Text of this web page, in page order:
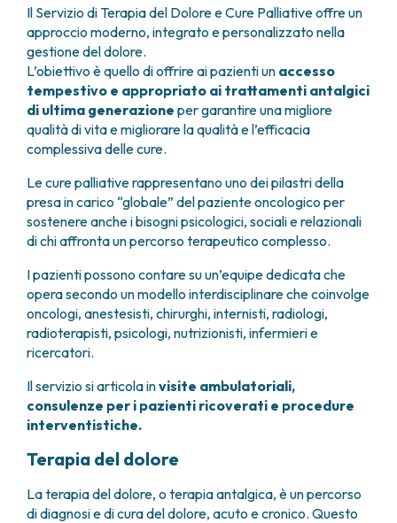
TUMORI TESTA E COLLO
TUMORI TIROIDE E GHIANDOLE ENDOCRINE
APPARATO GENITALE-RIPRODUTTIVO
ENDOMETRIOSI
FIBROMI UTERINI
TUMORE CERVICE UTERINA
TUMORI ENDOMETRIO
TUMORI MAMMELLA
TUMORI OVAIO
TUMORI PROSTATA
TUMORI TESTICOLO
TUMORI VULVA
TUMORI DI PELLE, SANGUE E TESSUTI
LEUCEMIE ACUTE
LINFOMI
MESOTELIOMI
METASTASI DEL SISTEMA NERVOSO CENTRALE
NEOPLASIE MIELODISPLASTICHE
SARCOMI E TUMORI RARI
AREE CHIRURGICHE
ANESTESIA E RIANIMAZIONE
BREAST UNIT
CENTRO PER I TUMORI DELL’OVAIO
CHIRURGIA ONCOLOGICA
CHIRURGIA PLASTICA RICOSTRUTTIVA
CHIRURGIA TORACICA ONCOLOGICA
CHIRURGIA UROLOGICA
CHIRURGIA SENOLOGICA
GASTROENTEROLOGIA ED ENDOSCOPIA
GINECOLOGIA ONCOLOGICA E TUMORI
EREDITARI
OTORINOLARINGOIATRIA
DIAGNOSTICA E SERVIZI
ANATOMIA PATOLOGICA
FARMACIA
FISICA SANITARIA
LABORATORIO ANALISI
RADIODIAGNOSTICA
RADIOTERAPIA
COME RAGGIUNGERCI
OSPITALITÀ SOLIDALE
ASSISTENTE SOCIALE
CANDIOLO CARES
I VOLONTARI
DOCUMENTI UTILI
LISTE D’ATTESA
TECHNOLOGY TRANSFER OFFICE (TTO)
LABORATORI
GENOMICS CENTRE
PROGETTI INTERNAZIONALI
PROGETTI NAZIONALI
RICERCA ONCOLOGICA
SOSTIENI LA RICERCA
HOSPICE
NEWS
SOSTIENI LA RICERCA PRENOTA
Il Servizio di Terapia del Dolore e Cure Palliative offre un
approccio moderno, integrato e personalizzato nella
gestione del dolore.
L’obiettivo è quello di offrire ai pazienti un accesso
tempestivo e appropriato ai trattamenti antalgici
di ultima generazione per garantire una migliore
qualità di vita e migliorare la qualità e l’efficacia
complessiva delle cure.
Le cure palliative rappresentano uno dei pilastri della
presa in carico “globale” del paziente oncologico per
sostenere anche i bisogni psicologici, sociali e relazionali
di chi affronta un percorso terapeutico complesso.
I pazienti possono contare su un’equipe dedicata che
opera secondo un modello interdisciplinare che coinvolge
oncologi, anestesisti, chirurghi, internisti, radiologi,
radioterapisti, psicologi, nutrizionisti, infermieri e
ricercatori.
Il servizio si articola invisite ambulatoriali,
consulenze per i pazienti ricoverati e procedure
interventistiche.
Terapia del dolore
La terapia del dolore, o terapia antalgica, è un percorso
di diagnosi e di cura del dolore, acuto e cronico. Questo